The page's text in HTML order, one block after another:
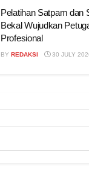
Pelatihan Satpam dan
Bekal Wujudkan
Profesional
BY REDAKSI 30 JULY